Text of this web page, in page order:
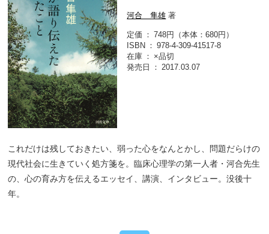
河合 隼雄 著
定価
748円（本体：680円）
ISBN
978-4-309-41517-8
在庫
×品切
発売日
2017.03.07
これだけは残しておきたい、弱った心をなんとかし、問題だらけの
現代社会に生きていく処方箋を。臨床心理学の第一人者・河合先生
の、心の育み方を伝えるエッセイ、講演、インタビュー。没後十
年。